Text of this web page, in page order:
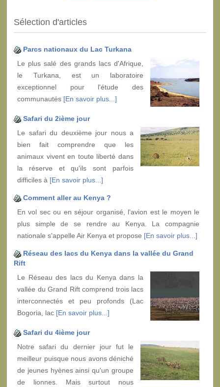
Sélection d'articles
Parcs nationaux du Lac Turkana
Le plus salé des grands lacs d'Afrique,
le Turkana, est un laboratoire
exceptionnel pour l'étude des
communautés [En savoir plus...]
Safari du 2ième jour
Le safari du deuxième jour nous a
bien fait comprendre que les
animaux vivent en toute liberté dans
la réserve et qu'ils sont parfois
difficiles à [En savoir plus...]
Comment aller au Kenya ?
En vol sec ou en séjour organisé, l'avion est le moyen le
plus simple de se rendre au Kenya. La compagnie
nationale s'appelle Air Kenya et propose [En savoir plus...]
Réseau des lacs du Kenya dans la vallée du Grand
Rift
Le Réseau des lacs du Kenya dans la
vallée du Grand Rift comprend trois lacs
interconnectés et peu profonds (Lac
Bogoria, lac [En savoir plus...]
Safari du 4ième jour
Notre safari du dernier jour fut le
meilleur puisque nous avons déniché
de jeunes hyènes ainsi qu'un groupe
de lionnes. Mais surtout nous